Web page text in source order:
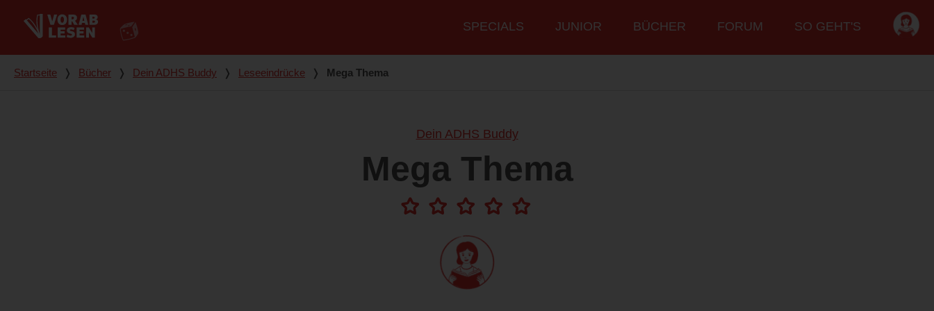
Hauptmenü
SPECIALS JUNIOR BÜCHER FORUM SO GEHT'S
Du bist hier
Startseite ❭ Bücher ❭ Dein ADHS Buddy ❭ Leseeindrücke ❭ Mega Thema
Dein ADHS Buddy
Mega Thema